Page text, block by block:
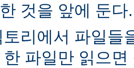
것을 앞에 둔다.
토리에서 파일들
한 파일만 읽으